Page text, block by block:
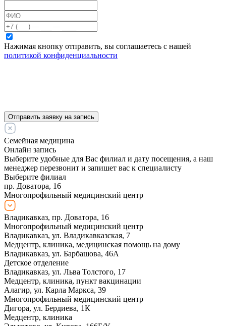
Нажимая кнопку отправить, вы соглашаетесь с нашей
политикой конфиденциальности
Отправить заявку на запись
Семейная медицина
Онлайн запись
Выберите удобные для Вас филиал и дату посещения, а наш
менеджер перезвонит и запишет вас к специалисту
Выберите филиал
пр. Доватора, 16
Многопрофильный медицинский центр
Владикавказ, пр. Доватора, 16
Многопрофильный медицинский центр
Владикавказ, ул. Владикавказская, 7
Медцентр, клиника, медицинская помощь на дому
Владикавказ, ул. Барбашова, 46А
Детское отделение
Владикавказ, ул. Льва Толстого, 17
Медцентр, клиника, пункт вакцинации
Алагир, ул. Карла Маркса, 39
Многопрофильный медицинский центр
Дигора, ул. Бердиева, 1К
Медцентр, клиника